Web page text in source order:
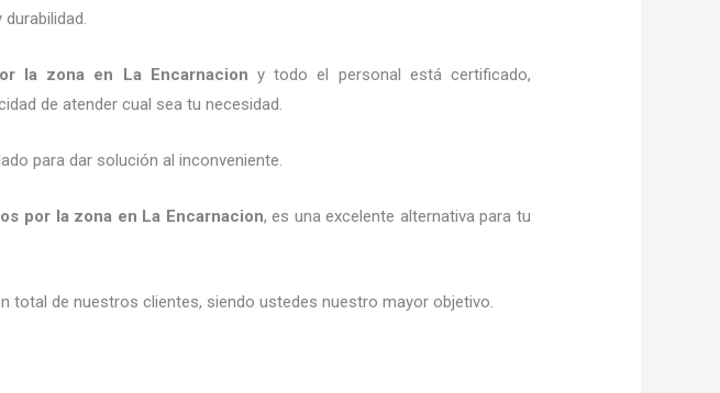
la zona en La Encarnacion y todo el personal está certificado,
de atender cual sea tu necesidad.
para dar solución al inconveniente.
por la zona en La Encarnacion, es una excelente alternativa para tu
total de nuestros clientes, siendo ustedes nuestro mayor objetivo.